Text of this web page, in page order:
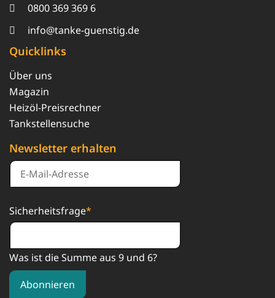
0800 369 369 6
info@tanke-guenstig.de
Quicklinks
Über uns
Magazin
Heizöl-Preisrechner
Tankstellensuche
Newsletter erhalten
Sicherheitsfrage*
Was ist die Summe aus 9 und 6?
Abonnieren